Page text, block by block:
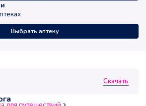
Скачать
Выбрать аптеку